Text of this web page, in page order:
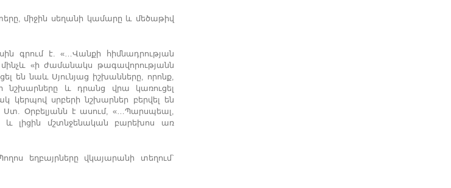
միջին սեղանի կամարը և մեծաթիվ
գրում է. «…Վանքի հիմնադրության
«ի ժամանակս թագավորությանն
են նաև Սյունյաց իշխանները, որոնք,
նշխարները և դրանց վրա կառուցել
սրբերի նշխարներ բերվել են
Օրբելյանն է ասում, «…Պարսպեալ,
լիցին մշտնջենական բարեխոս առ
եղբայրները վկայարանի տեղում`